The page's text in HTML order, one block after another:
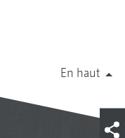
En haut